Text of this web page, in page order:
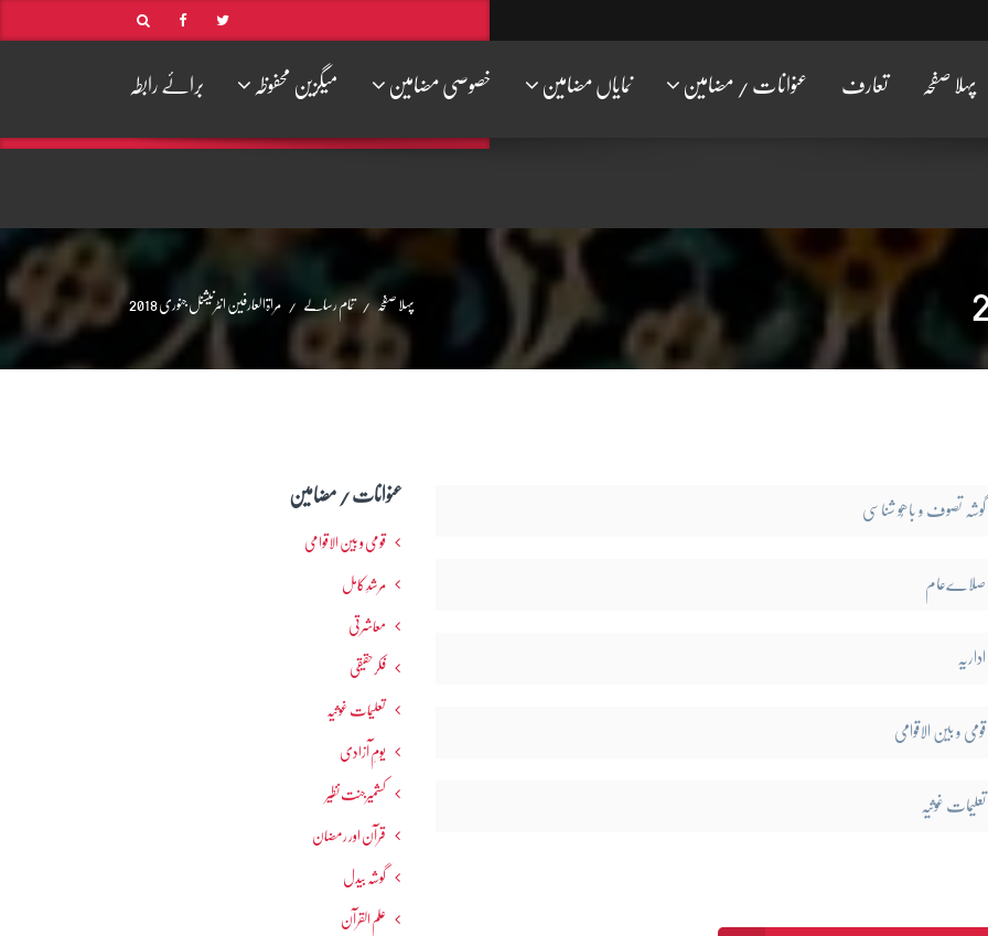
پہلا صفحہ تعارف عنوانات / مضامین نمایاں مضامین خصوصی مضامین میگزین محفوظہ برائے رابطہ
پہلا صفحہ تمام رسالے مراۃالعارفین انٹرنیشنل جنوری 2018
گوشہ تصوف و باھُو شناسی
صلاےعام
اداریہ
قومی و بین الاقوامی
تعلیمات غوثیہ
عنوانات / مضامین
قومی و بین الاقوامی
مرشدِ کامل
معاشرتی
فکرحقیقی
تعلیمات غوثیہ
یومِ آزادی
کشمیرجنت نظیر
قرآن اور رمضان
گوشہ بیدل
علم القرآن